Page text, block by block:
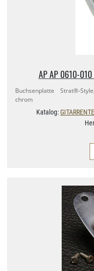
AP AP 0610-​
Buchsenplatte Strat®-​
chrom
Katalog: